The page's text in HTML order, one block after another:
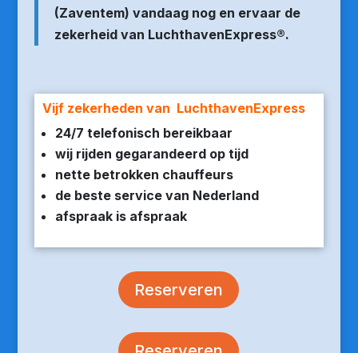
(Zaventem) vandaag nog en ervaar de
zekerheid van LuchthavenExpress®.
Vijf zekerheden van LuchthavenExpress
24/7 telefonisch bereikbaar
wij rijden gegarandeerd op tijd
nette betrokken chauffeurs
de beste service van Nederland
afspraak is afspraak
Reserveren